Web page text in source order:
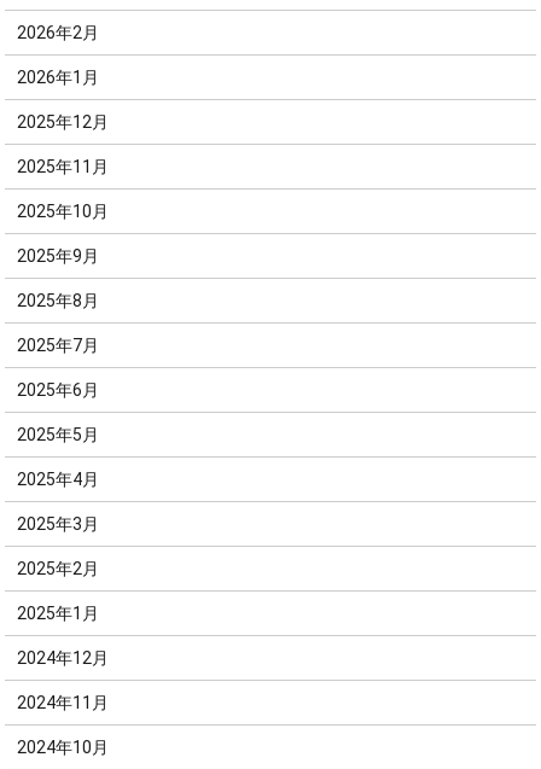
2026年2月
2026年1月
2025年12月
2025年11月
2025年10月
2025年9月
2025年8月
2025年7月
2025年6月
2025年5月
2025年4月
2025年3月
2025年2月
2025年1月
2024年12月
2024年11月
2024年10月